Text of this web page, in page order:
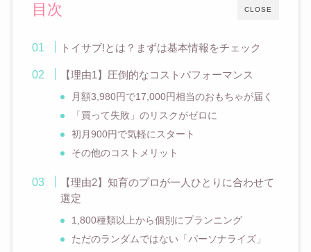
CLOSE
目次
トイサブ!とは？まずは基本情報をチェック
【理由1】圧倒的なコストパフォーマンス
月額3,980円で17,000円相当のおもちゃが届く
「買って失敗」のリスクがゼロに
初月900円で気軽にスタート
その他のコストメリット
【理由2】知育のプロが一人ひとりに合わせて
選定
1,800種類以上から個別にプランニング
ただのランダムではない「パーソナライズ」